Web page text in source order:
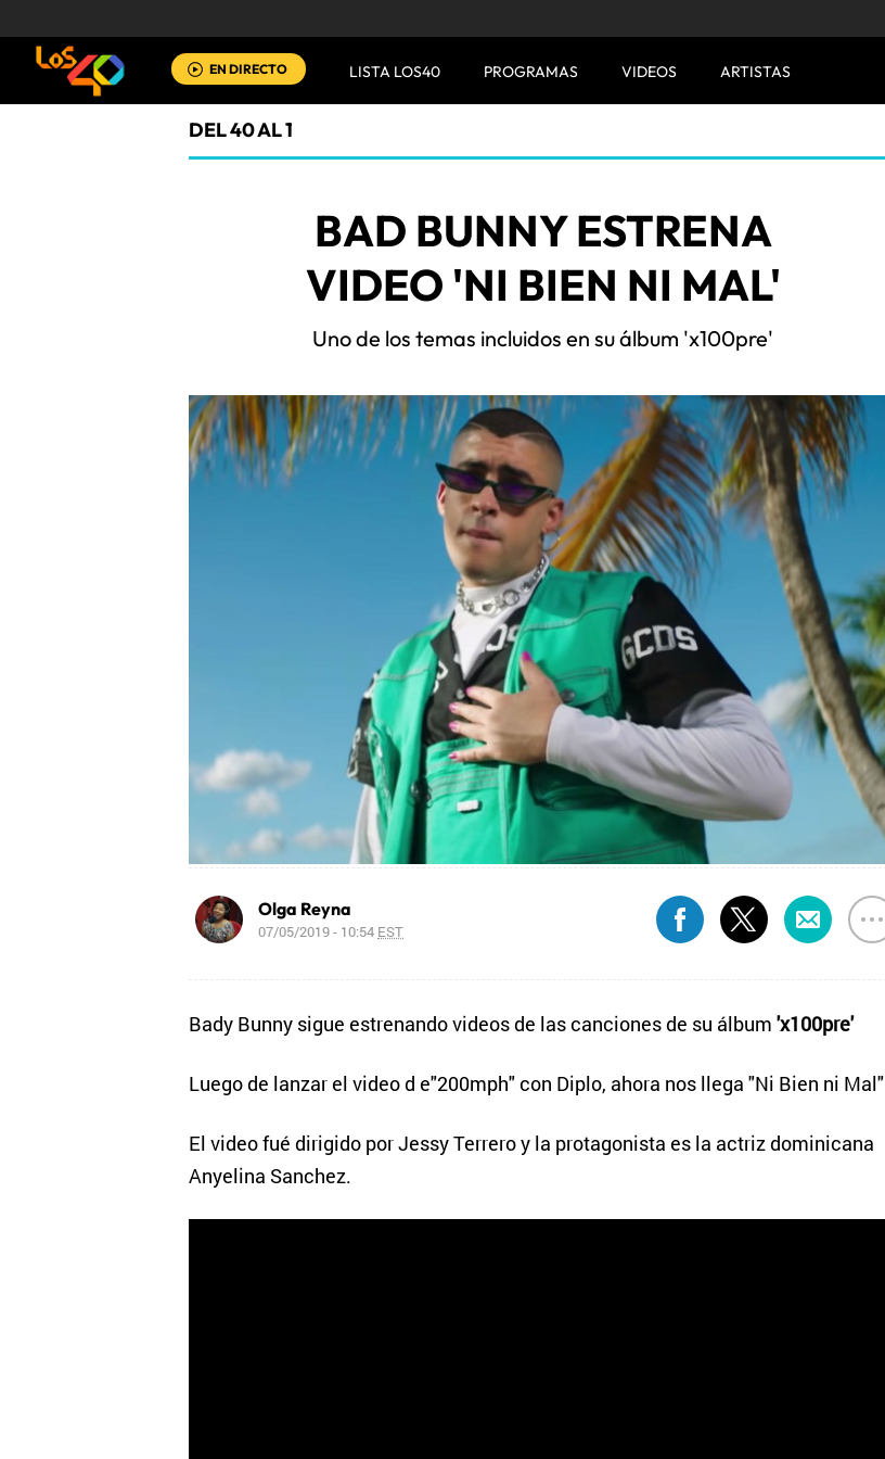
EN DIRECTO LISTA LOS40 PROGRAMAS VIDEOS ARTISTAS
DEL 40 AL 1
BAD BUNNY ESTRENA
VIDEO 'NI BIEN NI MAL'
Uno de los temas incluidos en su álbum 'x100pre'
Olga Reyna
07/05/2019 - 10:54 EST
Bady Bunny sigue estrenando videos de las canciones de su álbum 'x100pre'
Luego de lanzar el video d e"200mph" con Diplo, ahora nos llega "Ni Bien ni Mal"
El video fué dirigido por Jessy Terrero y la protagonista es la actriz dominicana
Anyelina Sanchez.